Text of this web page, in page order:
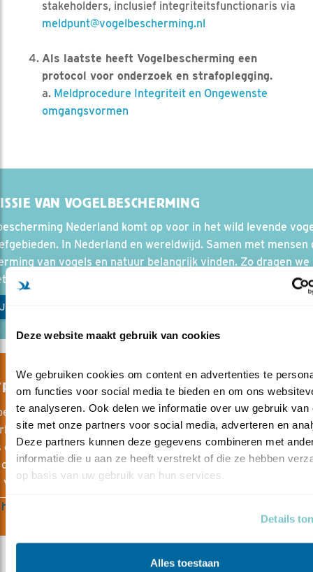
Deze website maakt gebruik van cookies
We gebruiken cookies om content en advertenties te
om functies voor social media te bieden en om ons
te analyseren. Ook delen we informatie over uw gebruik van
site met onze partners voor social media, adverteren en
Deze partners kunnen deze gegevens combineren met
informatie die u aan ze heeft verstrekt of die ze hebben
op basis van uw gebruik van hun services.
Details
Alles toestaan
stakeholders, inclusief integriteitsfunctionaris via
meldpunt@vogelbescherming.nl
Als laatste heeft Vogelbescherming een
protocol voor onderzoek en strafoplegging.
a. Meldprocedure Integriteit en Ongewenste
omgangsvormen
VAN VOGELBESCHERMING
Nederland komt op voor in het wild levende
In Nederland en wereldwijd. Samen met mensen
van vogels en natuur belangrijk vinden. Zo dragen we
behoud van de natuur en aan een leefbare wereld.
HIER ONZE MISSIE EN VISIE
VAN VOGELBESCHERMING
is onderdeel van Birdlife International. Een
van partners die gezamenlijk optrekken in het
en hun leefomgeving. We werken volgens het principe van
Dit betekent dat kennis en het opdoen van
voor ons belangrijk is.
onze strategie